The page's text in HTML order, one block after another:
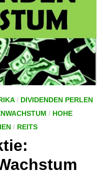
/ DIVIDENDEN PERLEN
/ HOHE
/ REITS